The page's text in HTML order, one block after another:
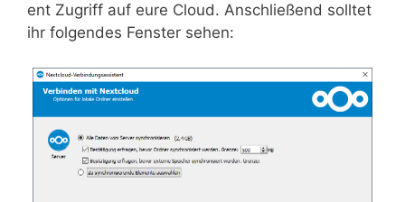
ent Zugriff auf eure Cloud. Anschlie­ßend soll­tet
ihr fol­gen­des Fens­ter sehen: